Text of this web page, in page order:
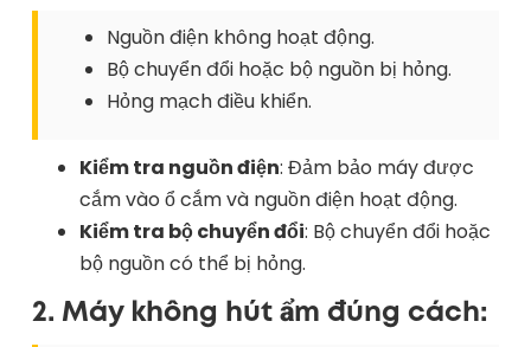
Nguồn điện không hoạt động.
Bộ chuyển đổi hoặc bộ nguồn bị hỏng.
Hỏng mạch điều khiển.
Kiểm tra nguồn điện: Đảm bảo máy được
cắm vào ổ cắm và nguồn điện hoạt động.
Kiểm tra bộ chuyển đổi: Bộ chuyển đổi hoặc
bộ nguồn có thể bị hỏng.
2. Máy không hút ẩm đúng cách: